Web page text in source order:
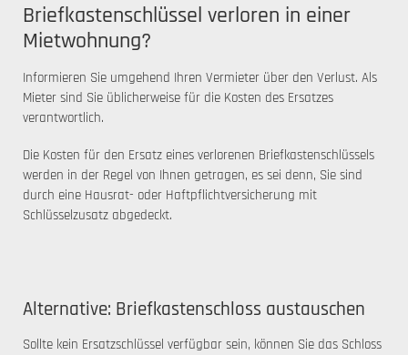
Briefkastenschlüssel verloren in einer
Mietwohnung?
Informieren Sie umgehend Ihren Vermieter über den Verlust. Als
Mieter sind Sie üblicherweise für die Kosten des Ersatzes
verantwortlich.
Die Kosten für den Ersatz eines verlorenen Briefkastenschlüssels
werden in der Regel von Ihnen getragen, es sei denn, Sie sind
durch eine Hausrat- oder Haftpflichtversicherung mit
Schlüsselzusatz abgedeckt.
Alternative: Briefkastenschloss austauschen
Sollte kein Ersatzschlüssel verfügbar sein, können Sie das Schloss